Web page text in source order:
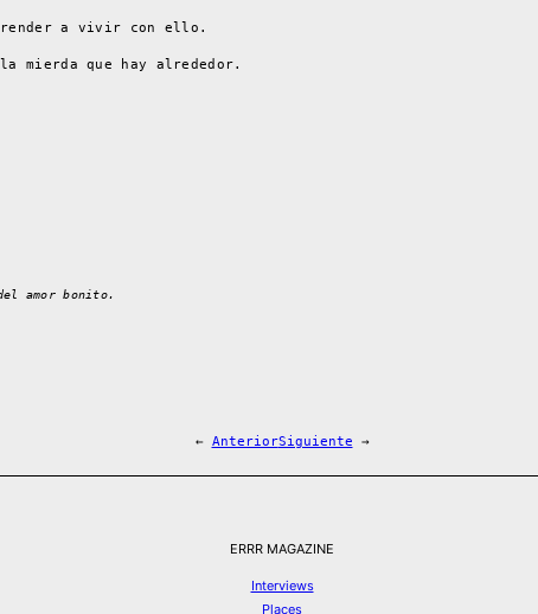
a vivir con ello.
mierda que hay alrededor.
amor bonito.
← AnteriorSiguiente →
ERRR MAGAZINE
Interviews
Places